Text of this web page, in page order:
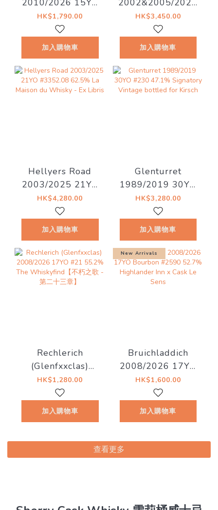
2010/2026 15YO
51.1% Decadent
Dreams
HK$1,790.00
加入購物車
2002&2005/2026
20YO 53%
Decadent Drinks -
Old Islay
HK$3,450.00
加入購物車
Hellyers Road
2003/2025 21YO
#3352.08 62.5%
La Maison du
Whisky - Ex Libris
HK$4,280.00
加入購物車
Glenturret
1989/2019 30YO
#230 47.1%
Signatory Vintage
bottled for Kirsch
HK$3,280.00
加入購物車
Rechlerich
(Glenfxxclas)
2008/2026 17YO
#21 55.2% The
Whiskyfind【不朽
HK$1,280.00
加入購物車
New Arrivals
Bruichladdich
2008/2026 17YO
Bourbon #2590
52.7% Highlander
Inn x Cask Le Sens
HK$1,600.00
加入購物車
查看更多